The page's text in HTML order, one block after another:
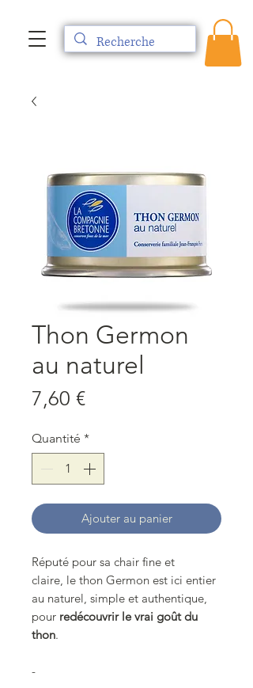
Thon Germon
au naturel
7,60 €Prix
Quantité *
Ajouter au panier
Réputé pour sa chair fine et
claire, le thon Germon est ici entier
au naturel, simple et authentique,
pour redécouvrir le vrai goût du
thon.
-